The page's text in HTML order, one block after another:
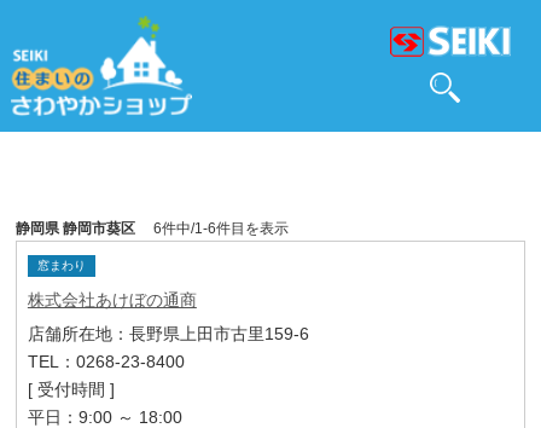
静岡県 静岡市葵区 6件中/1-6件目を表示
窓まわり
株式会社あけぼの通商
店舗所在地：長野県上田市古里159-6
TEL：0268-23-8400
[ 受付時間 ]
平日：9:00 ～ 18:00